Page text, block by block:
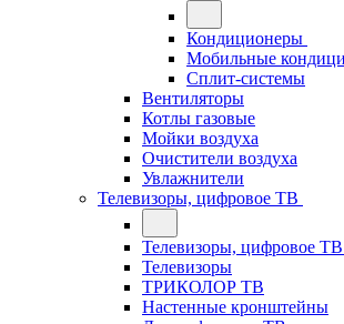
Кондиционеры
Мобильные
Сплит-системы
Вентиляторы
Котлы газовые
Мойки воздуха
Очистители воздуха
Увлажнители
Телевизоры, цифровое ТВ
Телевизоры, цифровое ТВ
Телевизоры
ТРИКОЛОР ТВ
Настенные кронштейны